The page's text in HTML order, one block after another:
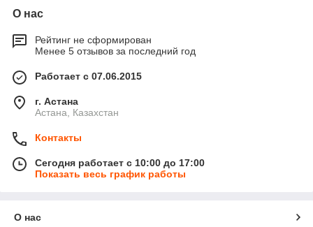
О нас
Рейтинг не сформирован
Менее 5 отзывов за последний год
Работает с 07.06.2015
г. Астана
Астана, Казахстан
Контакты
Сегодня работает с 10:00 до 17:00
Показать весь график работы
О нас